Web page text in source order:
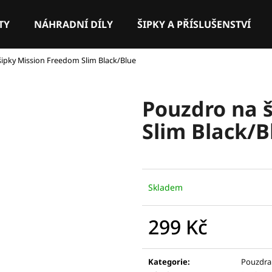
NÁHRADNÍ DÍLY ŠIPKY A PŘÍSLUŠENSTVÍ
Mission Freedom Slim Black/Blue
Pouzdro na
Slim Black/
Skladem
299 Kč
Kategorie:
Pouzdra
Co potřebujete najít?
HLEDAT